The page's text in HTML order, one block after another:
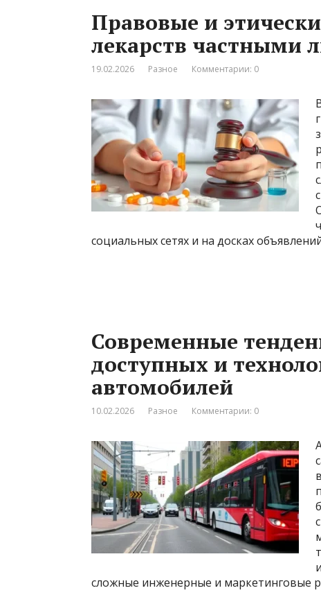
Правовые и
лекарств частными
19.02.2026 Разное Комментарии: 0
социальных сетях и на досках
Современные
доступных и
автомобилей
10.02.2026 Разное Комментарии: 0
сложные инженерные и маркетинговые